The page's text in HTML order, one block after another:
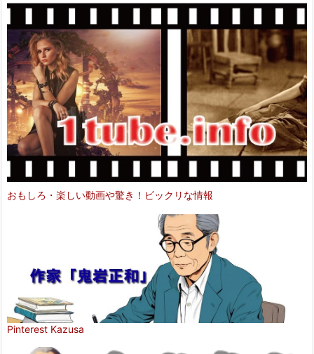
おもしろ・楽しい動画や驚き！ビックリな情報
Pinterest Kazusa